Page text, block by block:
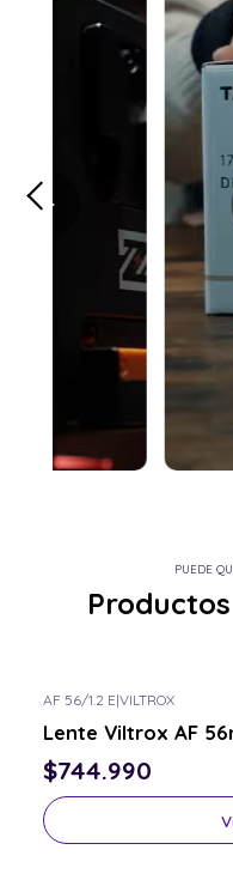
PUEDE
AF 56/1.2 E|VILTROX
Lente Viltrox AF
$744.990